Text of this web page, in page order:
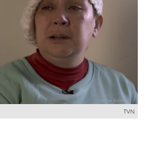
TVN